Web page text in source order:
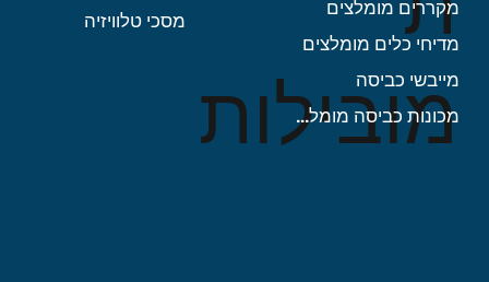
מובילות
מסכי טלוויזיה
מקררים מומלצים
מדיחי כלים מומלצים
מייבשי כביסה
מכונות כביסה מומלצות